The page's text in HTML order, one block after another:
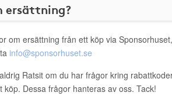
ersättning?
om ersättning från ett köp via Sponsorhuset,
info@sponsorhuset.se
Ratsit om du har frågor kring
köp. Dessa frågor hanteras av oss. Tack!